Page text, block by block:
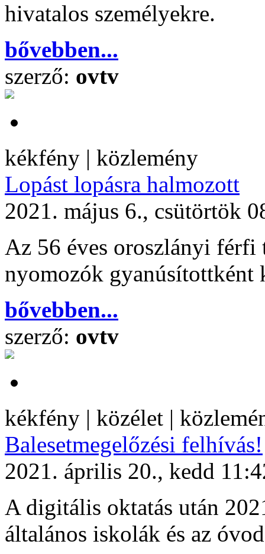
hivatalos személyekre.
bővebben...
szerző: ovtv
kékfény | közlemény
Lopást lopásra halmozott
2021. május 6., csütörtök
Az 56 éves oroszlányi
nyomozók gyanúsítottként
bővebben...
szerző: ovtv
kékfény | közélet |
Balesetmegelőzési felhívás!
2021. április 20., kedd
A digitális oktatás után
általános iskolák és az